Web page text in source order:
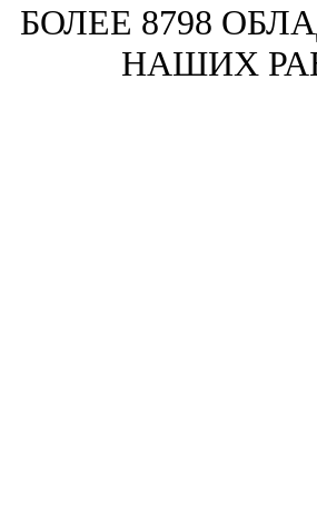
БОЛЕЕ 8798
НАШИХ